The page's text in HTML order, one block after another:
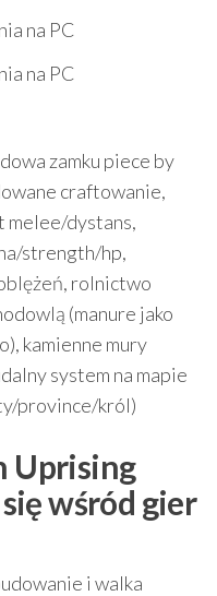
na PC
na PC
zamku piece by
craftowanie,
melee/dystans,
strength/hp,
rolnictwo
(manure jako
kamienne mury
system na mapie
province/król)
Uprising
wśród gier
i walka